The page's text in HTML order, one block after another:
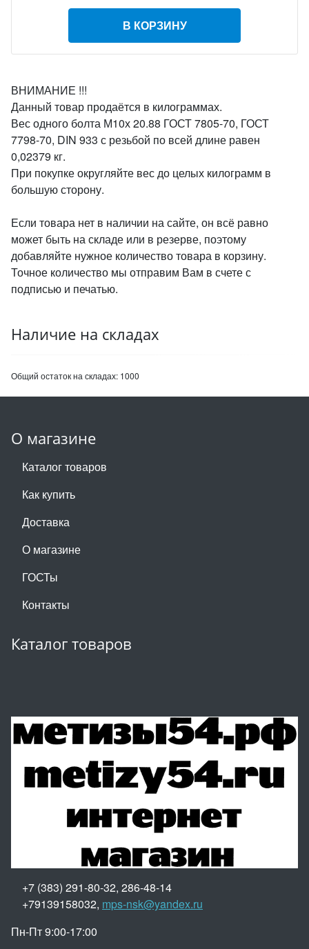
В КОРЗИНУ
ВНИМАНИЕ !!!
Данный товар продаётся в килограммах.
Вес одного болта М10х 20.88 ГОСТ 7805-70, ГОСТ
7798-70, DIN 933 с резьбой по всей длине равен
0,02379 кг.
При покупке округляйте вес до целых килограмм в
большую сторону.
Если товара нет в наличии на сайте, он всё равно
может быть на складе или в резерве, поэтому
добавляйте нужное количество товара в корзину.
Точное количество мы отправим Вам в счете с
подписью и печатью.
Наличие на складах
Общий остаток на складах: 1000
О магазине
Каталог товаров
Как купить
Доставка
О магазине
ГОСТы
Контакты
Каталог товаров
+7 (383) 291-80-32, 286-48-14
+79139158032, mps-nsk@yandex.ru
Пн-Пт 9:00-17:00